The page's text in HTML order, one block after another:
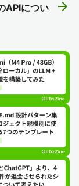
arrow_forward
APIについ